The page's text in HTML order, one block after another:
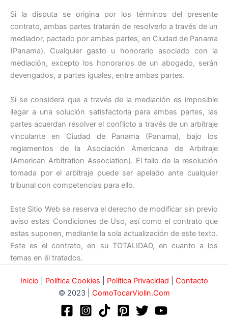
Si la disputa se origina por los términos del presente
contrato, ambas partes tratarán de resolverlo a través de un
mediador, pactado por ambas partes, en Ciudad de Panama
(Panama). Cualquier gasto u honorario asociado con la
mediación, excepto los honorarios de un abogado, serán
devengados, a partes iguales, entre ambas partes.
Si se considera que a través de la mediación es imposible
llegar a una solución satisfactoria para ambas partes, las
partes acuerdan resolver el conflicto a través de un arbitraje
vinculante en Ciudad de Panama (Panama), bajo los
reglamentos de la Asociación Americana de Arbitraje
(American Arbitration Association). El fallo de la resolución
tomada por el arbitraje puede ser apelado ante cualquier
tribunal con competencias para ello.
Este Sitio Web se reserva el derecho de modificar sin previo
aviso estas Condiciones de Uso, así como el contrato que
estas suponen, mediante la sola actualización de este texto.
Este es el contrato, en su TOTALIDAD, en cuanto a los
temas en él tratados.
Inicio Política Cookies Política Privacidad
Contacto
© 2023 | ComoTocarViolin.Com